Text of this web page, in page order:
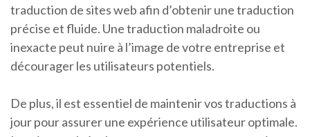
traduction de sites web afin d’obtenir une traduction
précise et fluide. Une traduction maladroite ou
inexacte peut nuire à l’image de votre entreprise et
décourager les utilisateurs potentiels.
De plus, il est essentiel de maintenir vos traductions à
jour pour assurer une expérience utilisateur optimale.